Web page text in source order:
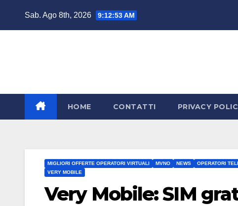
Sab. Ago 8th, 2026 9:12:54 AM
HOME CONTATTI PRIVACY
MIGLIORI OFFERTE OPERATORI VIRTUALI MVNO NEWS OPERATORI
VERY MOBILE
Very Mobile: SIM